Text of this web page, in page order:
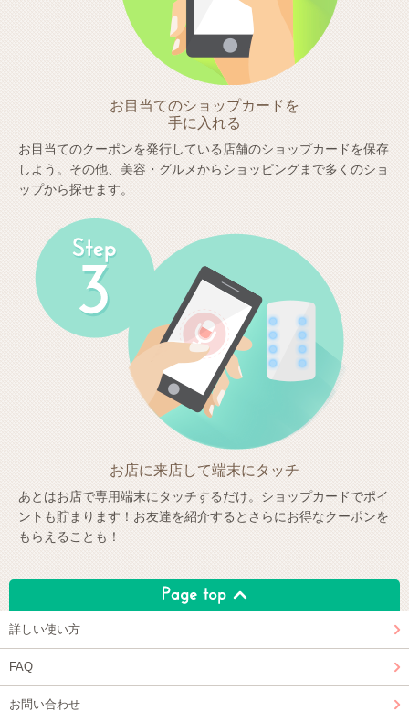
お目当てのショップカードを
手に入れる
お目当てのクーポンを発行している店舗のショップカードを保存
しよう。その他、美容・グルメからショッピングまで多くのショ
ップから探せます。
お店に来店して端末にタッチ
あとはお店で専用端末にタッチするだけ。ショップカードでポイ
ントも貯まります！お友達を紹介するとさらにお得なクーポンを
もらえることも！
詳しい使い方
FAQ
お問い合わせ